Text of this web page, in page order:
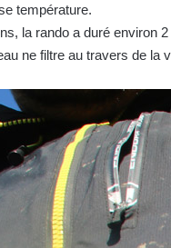
température.
la rando a duré environ
ne filtre au travers de